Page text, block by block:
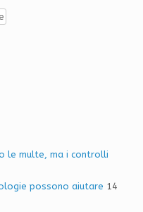
le multe, ma i controlli
possono aiutare 14